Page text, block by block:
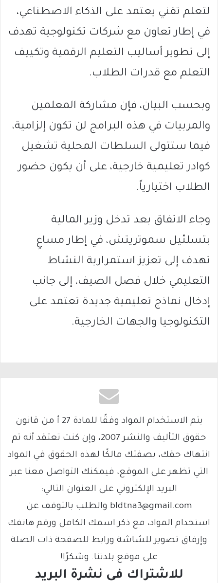
لتعلم تقني يعتمد على الذكاء الاصطناعي،
في إطار تعاون مع شركات تكنولوجية تهدف
إلى تطوير أساليب التعليم الرقمية وتكييف
التعلم مع قدرات الطلاب.
وبحسب البيان، فإن مشاركة المعلمين
والمربيات في هذه البرامج لن تكون إلزامية،
فيما ستتولى السلطات المحلية تشغيل
كوادر تعليمية خارجية، على أن يكون حضور
الطلاب اختيارياً.
وجاء الاتفاق بعد تدخل وزير المالية
بتسلئيل سموتريتش، في إطار مساعٍ
تهدف إلى تعزيز استمرارية النشاط
التعليمي خلال فصل الصيف، إلى جانب
إدخال نماذج تعليمية جديدة تعتمد على
التكنولوجيا والجهات الخارجية.
يتم الاستخدام المواد وفقًا للمادة 27 أ من قانون
حقوق التأليف والنشر 2007، وإن كنت تعتقد أنه تم
انتهاك حقك، بصفتك مالكًا لهذه الحقوق في المواد
التي تظهر على الموقع، فيمكنك التواصل معنا عبر
البريد الإلكتروني على العنوان التالي:
bldtna3@gmail.com والطلب بالتوقف عن
استخدام المواد، مع ذكر اسمك الكامل ورقم هاتفك
وإرفاق تصوير للشاشة ورابط للصفحة ذات الصلة
على موقع بلدتنا. وشكرًا!
للاشتراك فى نشرة البريد